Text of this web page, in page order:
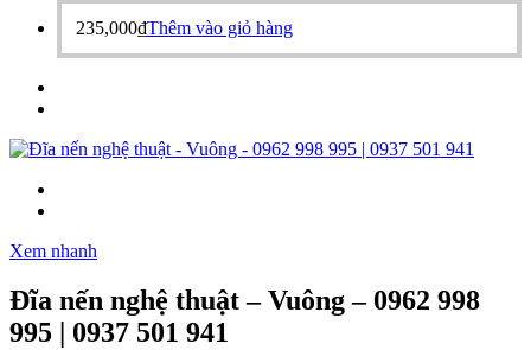
235,000₫Thêm vào giỏ hàng
Xem nhanh
Đĩa nến nghệ thuật – Vuông – 0962 998
995 | 0937 501 941